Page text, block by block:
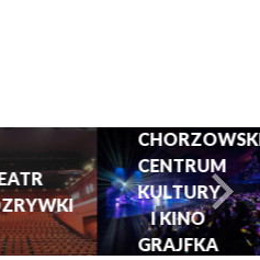
CENTRUM
KULTURY
I KINO
GRAJFKA